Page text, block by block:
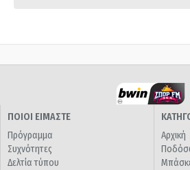
ΠΟΙΟΙ ΕΙΜΑΣΤΕ
Πρόγραμμα
Συχνότητες
Δελτία τύπου
Αρχική